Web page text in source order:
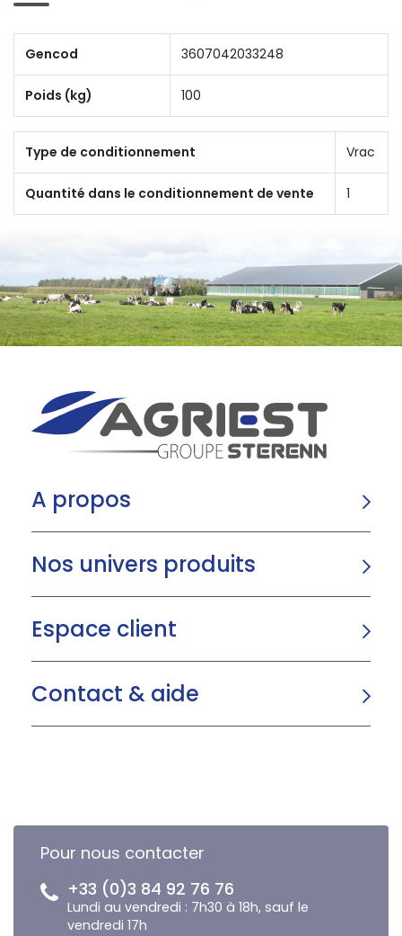
Gencod 3607042033248
Poids (kg) 100
Type de conditionnement Vrac
Quantité dans le conditionnement de vente 1
A propos
Nos univers produits
Espace client
Contact & aide
Pour nous contacter
+33 (0)3 84 92 76 76
Lundi au vendredi : 7h30 à 18h, sauf le
vendredi 17h